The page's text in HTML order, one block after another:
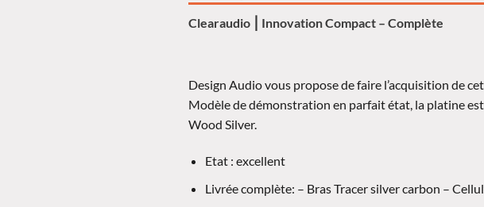
Clearaudio ⎮ Innovation Compact – Complète
Design Audio vous propose de faire l’acquisition de
Modèle de démonstration en parfait état, la platine
Wood Silver.
Etat : excellent
Livrée complète: – Bras Tracer silver carbon –